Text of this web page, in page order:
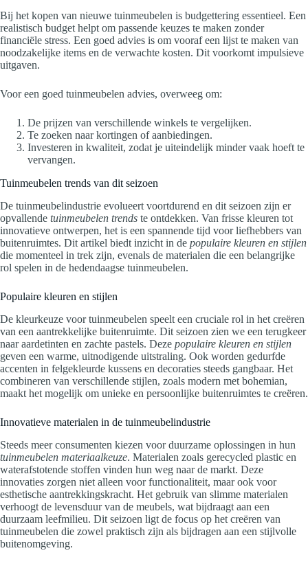
Bij het kopen van nieuwe tuinmeubelen is budgettering essentieel. Een
realistisch budget helpt om passende keuzes te maken zonder
financiële stress. Een goed advies is om vooraf een lijst te maken van
noodzakelijke items en de verwachte kosten. Dit voorkomt impulsieve
uitgaven.
Voor een goed tuinmeubelen advies, overweeg om:
De prijzen van verschillende winkels te vergelijken.
Te zoeken naar kortingen of aanbiedingen.
Investeren in kwaliteit, zodat je uiteindelijk minder vaak hoeft te
vervangen.
Tuinmeubelen trends van dit seizoen
De tuinmeubelindustrie evolueert voortdurend en dit seizoen zijn er
opvallende tuinmeubelen trends te ontdekken. Van frisse kleuren tot
innovatieve ontwerpen, het is een spannende tijd voor liefhebbers van
buitenruimtes. Dit artikel biedt inzicht in de populaire kleuren en stijlen
die momenteel in trek zijn, evenals de materialen die een belangrijke
rol spelen in de hedendaagse tuinmeubelen.
Populaire kleuren en stijlen
De kleurkeuze voor tuinmeubelen speelt een cruciale rol in het creëren
van een aantrekkelijke buitenruimte. Dit seizoen zien we een terugkeer
naar aardetinten en zachte pastels. Deze populaire kleuren en stijlen
geven een warme, uitnodigende uitstraling. Ook worden gedurfde
accenten in felgekleurde kussens en decoraties steeds gangbaar. Het
combineren van verschillende stijlen, zoals modern met bohemian,
maakt het mogelijk om unieke en persoonlijke buitenruimtes te creëren.
Innovatieve materialen in de tuinmeubelindustrie
Steeds meer consumenten kiezen voor duurzame oplossingen in hun
tuinmeubelen materiaalkeuze. Materialen zoals gerecycled plastic en
waterafstotende stoffen vinden hun weg naar de markt. Deze
innovaties zorgen niet alleen voor functionaliteit, maar ook voor
esthetische aantrekkingskracht. Het gebruik van slimme materialen
verhoogt de levensduur van de meubels, wat bijdraagt aan een
duurzaam leefmilieu. Dit seizoen ligt de focus op het creëren van
tuinmeubelen die zowel praktisch zijn als bijdragen aan een stijlvolle
buitenomgeving.